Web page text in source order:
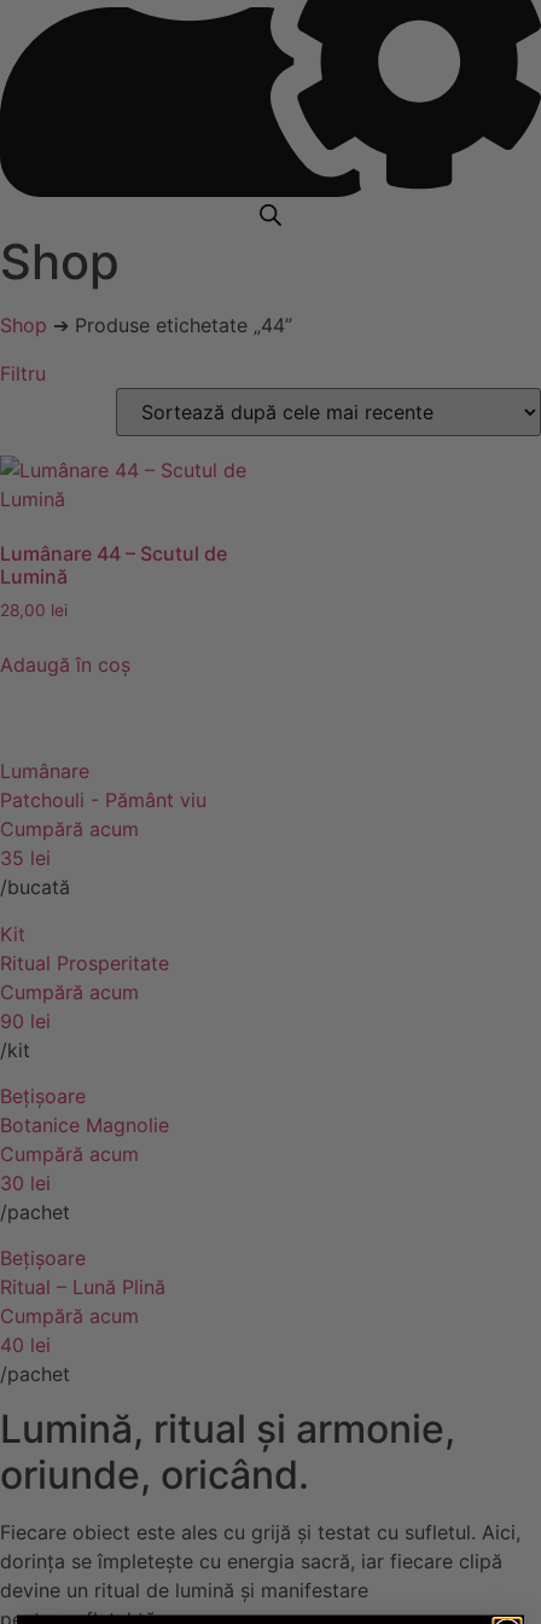
Shop
Shop ➔ Produse etichetate „44”
Filtru
Lumânare 44 – Scutul de
Lumină
28,00 lei
Adaugă în coș
Lumânare
Patchouli - Pământ viu
Cumpără acum
35 lei
/bucată
Kit
Ritual Prosperitate
Cumpără acum
90 lei
/kit
Bețișoare
Botanice Magnolie
Cumpără acum
30 lei
/pachet
Bețișoare
Ritual – Lună Plină
Cumpără acum
40 lei
/pachet
Lumină, ritual și armonie,
oriunde, oricând.
Fiecare obiect este ales cu grijă și testat cu sufletul. Aici,
dorința se împletește cu energia sacră, iar fiecare clipă
devine un ritual de lumină și manifestare
pentru sufletul tău.